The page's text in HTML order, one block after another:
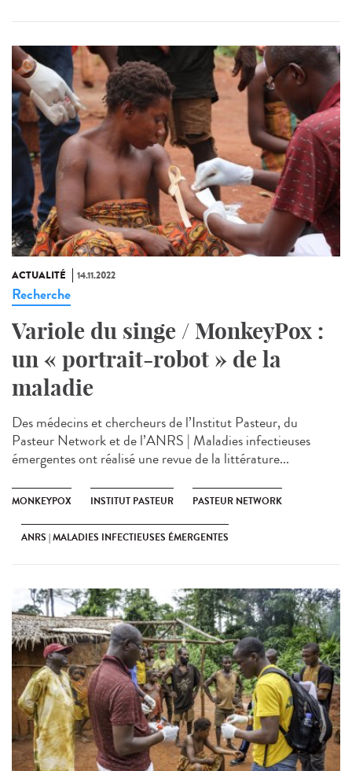
ACTUALITÉ 14.11.2022
Recherche
Variole du singe / MonkeyPox :
un « portrait-robot » de la
maladie
Des médecins et chercheurs de l’Institut Pasteur, du
Pasteur Network et de l’ANRS | Maladies infectieuses
émergentes ont réalisé une revue de la littérature...
MONKEYPOX INSTITUT PASTEUR PASTEUR NETWORK
ANRS | MALADIES INFECTIEUSES ÉMERGENTES